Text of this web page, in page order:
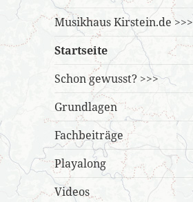
Musikhaus Kirstein.de >>>
Startseite
Schon gewusst? >>>
Grundlagen
Fachbeiträge
Playalong
Videos